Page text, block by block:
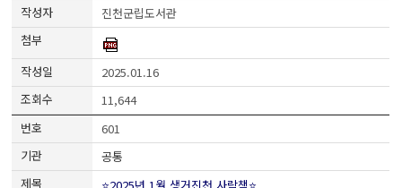
진천군립도서관
2025.01.16
11,644
601
공통